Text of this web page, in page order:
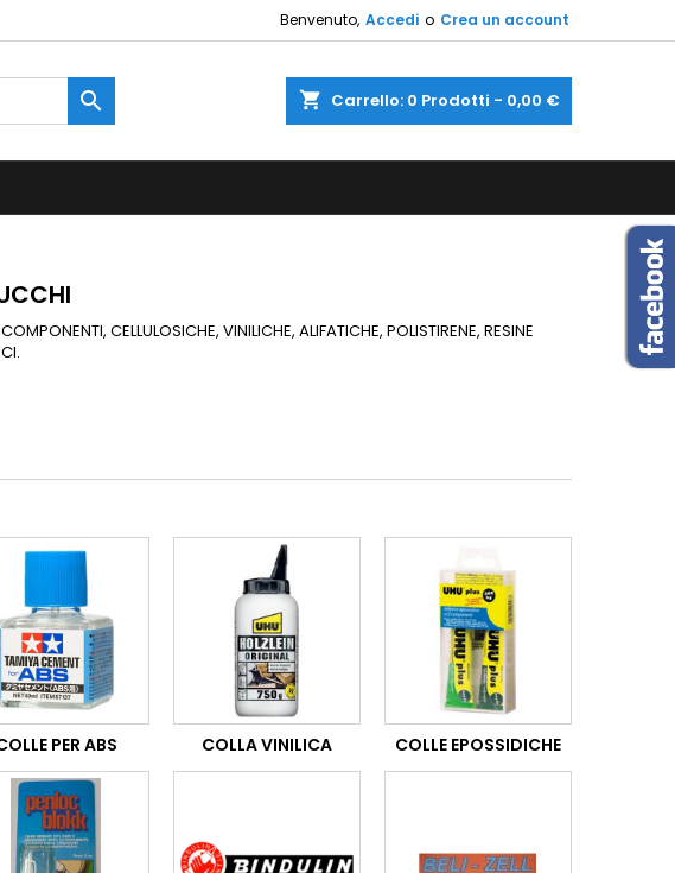
Benvenuto, Accedi o Crea un account
shopping_cart Carrello: 0 Prodotti - 0,00 €

CELLULOSICHE, VINILICHE, ALIFATICHE, POLISTIRENE, RESINE
PER ABS COLLA VINILICA COLLE EPOSSIDICHE
nella tua lista